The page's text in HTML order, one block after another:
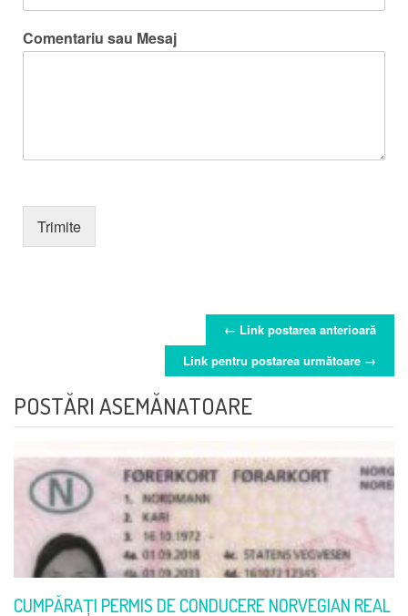
Comentariu sau Mesaj
Trimite
← Link postarea anterioară
Link pentru postarea următoare →
POSTĂRI ASEMĂNATOARE
CUMPĂRAȚI PERMIS DE CONDUCERE NORVEGIAN REAL